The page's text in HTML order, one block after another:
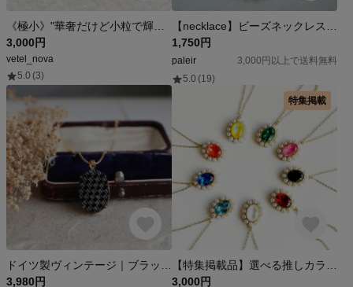
3,000円
vetel_nova
5.0 (3)
1,750円
paleir
3,000円以上で送料無料
5.0 (19)
3,980円
特集掲載
3,000円